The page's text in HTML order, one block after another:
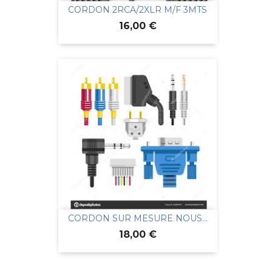
CORDON 2RCA/2XLR M/F 3MTS
Prix
16,00 €
CORDON SUR MESURE NOUS...
Prix
18,00 €